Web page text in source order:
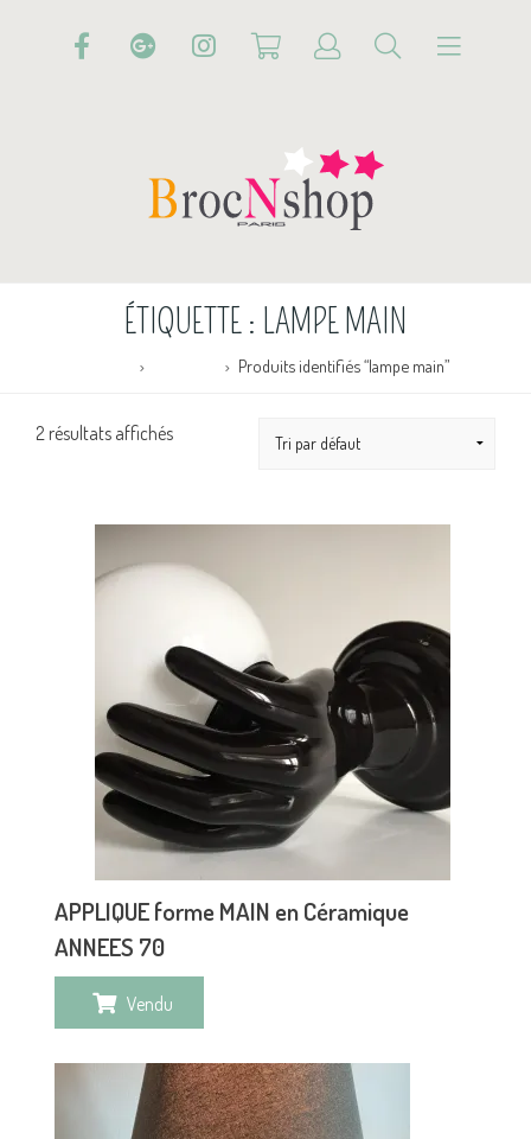
ÉTIQUETTE : LAMPE MAIN
Produits identifiés “lampe main”
2 résultats affichés
APPLIQUE forme MAIN en Céramique
ANNEES 70
Vendu